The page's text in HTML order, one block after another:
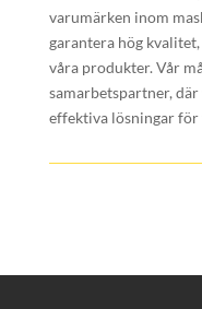
varumärken inom
garantera hög
våra produkter. Vår
samarbetspartner,
effektiva lösningar